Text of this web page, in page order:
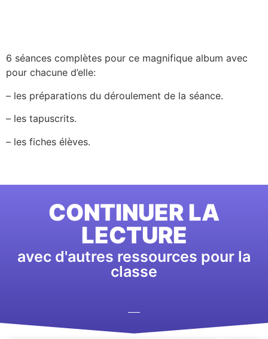
6 séances complètes pour ce magnifique album avec
pour chacune d’elle:
– les préparations du déroulement de la séance.
– les tapuscrits.
– les fiches élèves.
CONTINUER LA
LECTURE
avec d'autres ressources pour la
classe